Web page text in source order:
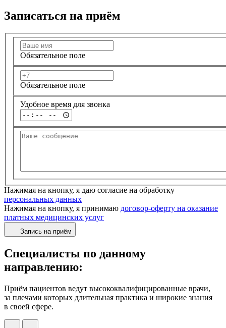
Записаться на приём
Обязательное поле
Обязательное поле
Удобное время для звонка
Нажимая на кнопку, я даю согласие на обработку
персональных данных
Нажимая на кнопку, я принимаю договор-оферту на оказание
платных медицинских услуг
Запись на приём
Специалисты по данному
направлению:
Приём пациентов ведут высококвалифицированные врачи,
за плечами которых длительная практика и широкие знания
в своей сфере.